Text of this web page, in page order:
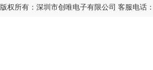
版权所有：深圳市创唯电子有限公司 客服电话